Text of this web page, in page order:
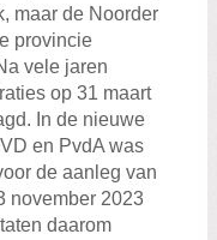
maar de Noorder
provincie
vele jaren
op 31 maart
In de nieuwe
en PvdA was
de aanleg van
november 2023
daarom